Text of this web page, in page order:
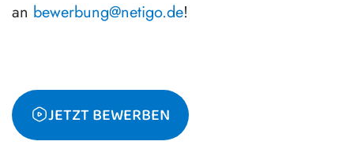
an bewerbung@netigo.de!
JETZT BEWERBEN